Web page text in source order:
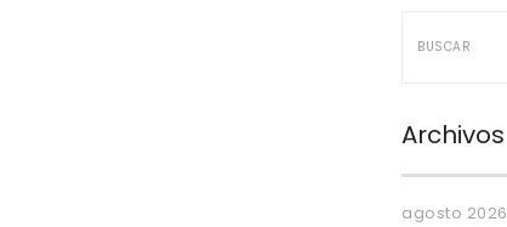
Archivos
agosto 2026